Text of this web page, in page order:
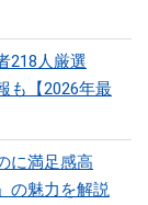
218人厳選
も【2026年最
に満足感高
の魅力を解説